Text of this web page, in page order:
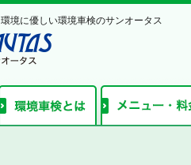
境に優しい環境車検のサンオータス